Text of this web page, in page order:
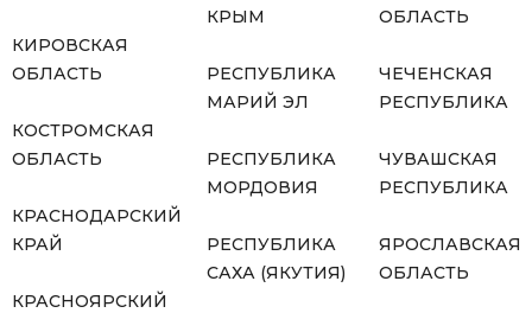
КИРОВСКАЯ
ОБЛАСТЬ
КОСТРОМСКАЯ
ОБЛАСТЬ
КРАСНОДАРСКИЙ
КРАЙ
КРАСНОЯРСКИЙ
КРЫМ
РЕСПУБЛИКА
МАРИЙ ЭЛ
РЕСПУБЛИКА
МОРДОВИЯ
РЕСПУБЛИКА
САХА (ЯКУТИЯ)
ОБЛАСТЬ
ЧЕЧЕНСКАЯ
РЕСПУБЛИКА
ЧУВАШСКАЯ
РЕСПУБЛИКА
ЯРОСЛАВСКАЯ
ОБЛАСТЬ